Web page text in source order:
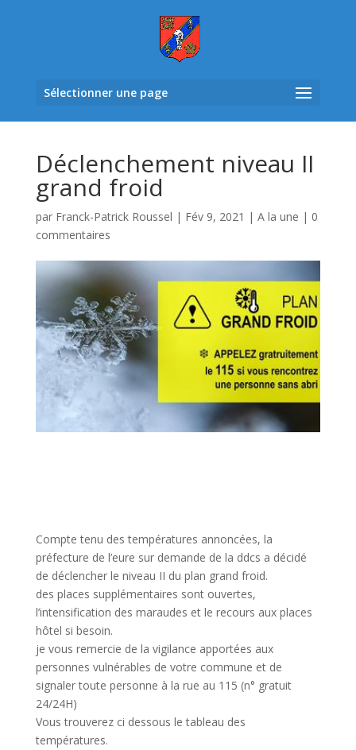
Sélectionner une page
Déclenchement niveau II
grand froid
par Franck-Patrick Roussel | Fév 9, 2021 | A la une | 0
commentaires
Compte tenu des températures annoncées, la
préfecture de l’eure sur demande de la ddcs a décidé
de déclencher le niveau II du plan grand froid.
des places supplémentaires sont ouvertes,
l’intensification des maraudes et le recours aux places
hôtel si besoin.
je vous remercie de la vigilance apportées aux
personnes vulnérables de votre commune et de
signaler toute personne à la rue au 115 (n° gratuit
24/24H)
Vous trouverez ci dessous le tableau des
températures.